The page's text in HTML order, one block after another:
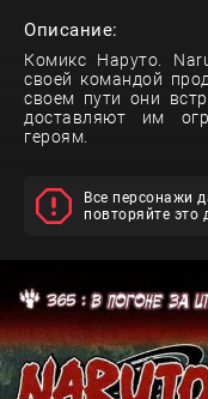
Описание:
Комикс Наруто.
своей командой
своем пути они
доставляют им
героям.
Все персонажи
повторяйте это